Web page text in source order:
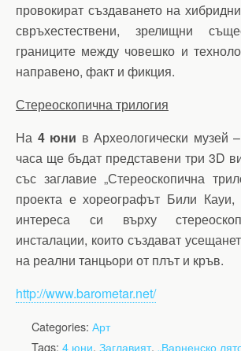
провокират създаването на
свръхестествени, зрелищни
границите между човешко и
направено, факт и фикция.
Стереоскопична трилогия
На 4 юни в Археологически музей
часа ще бъдат представени три 3D
със заглавие „Стереоскопична
проекта е хореографът Били Кауи,
интереса си върху
инсталации, които създават
на реални танцьори от плът и кръв.
http://www.barometar.net/
Categories: Арт
Tags: 4 юни, Заглавият, „Варненско